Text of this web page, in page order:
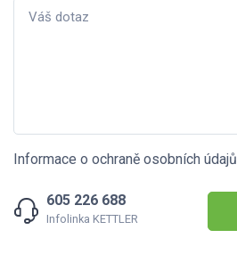
Informace o ochraně osobních údajů
605 226 688
Infolinka KETTLER